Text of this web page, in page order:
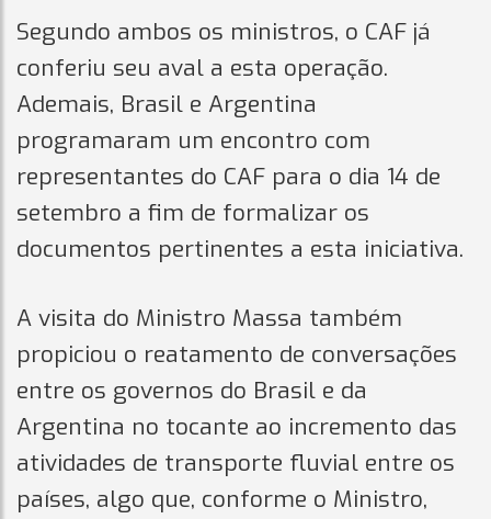
Segundo ambos os ministros, o CAF já
conferiu seu aval a esta operação.
Ademais, Brasil e Argentina
programaram um encontro com
representantes do CAF para o dia 14 de
setembro a fim de formalizar os
documentos pertinentes a esta iniciativa.
A visita do Ministro Massa também
propiciou o reatamento de conversações
entre os governos do Brasil e da
Argentina no tocante ao incremento das
atividades de transporte fluvial entre os
países, algo que, conforme o Ministro,